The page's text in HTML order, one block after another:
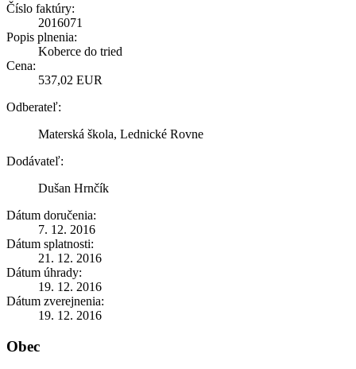
Číslo faktúry:
2016071
Popis plnenia:
Koberce do tried
Cena:
537,02 EUR
Odberateľ:
Materská škola, Lednické Rovne
Dodávateľ:
Dušan Hrnčík
Dátum doručenia:
7. 12. 2016
Dátum splatnosti:
21. 12. 2016
Dátum úhrady:
19. 12. 2016
Dátum zverejnenia:
19. 12. 2016
Obec